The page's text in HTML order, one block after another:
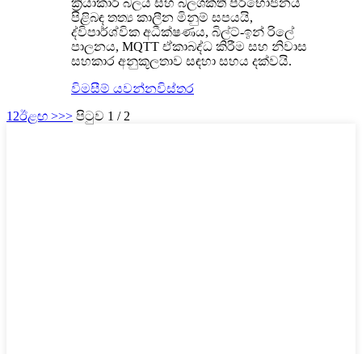
පිළිබඳ තත්‍ය කාලීන මිනුම් සපයයි,
ද්විපාර්ශ්වික අධීක්ෂණය, බිල්ට්-ඉන් රිලේ
පාලනය, MQTT ඒකාබද්ධ කිරීම සහ නිවාස
සහකාර අනුකූලතාව සඳහා සහය දක්වයි.
විමසීම් යවන්නවිස්තර
12ඊළඟ >>> පිටුව 1 / 2